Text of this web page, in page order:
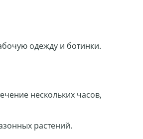
одежду и ботинки.
нескольких часов,
растений.